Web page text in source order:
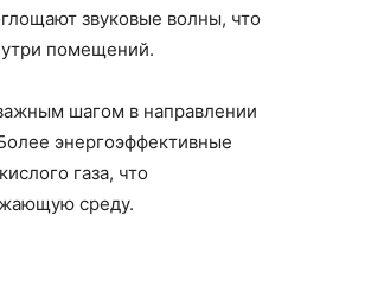
звуковые волны, что
помещений.
шагом в направлении
энергоэффективные
газа, что
среду.